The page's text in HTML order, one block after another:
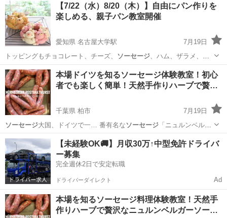
【7/22（水）8/20（木）】自由にパン作りを
楽しめる、親子パン教室開催
愛知県 名古屋大学駅
7月19日
トッピングもチョコレート、チーズ、 ソーセージ、ハム、ザラメ、ナ
ッツなど各種具材を…
愛知 名古屋市 名古屋大学駅 親子
本場ドイツを知るソーセージ体験教室！初心
者でも楽しく簡単！天然手作りハーブで贅…
千葉県 柏市
7月19日
ソーセージ大国、ドイツで一… 番有名なソーセージ「ニュルンベル
ガ… ーソーセージ 」 ６００… ベルクで生まれたソーセージ そん… な
ソーセージの王様を手作りで… 験教室！ソーセージ本場ドイツで４
年...
千葉 柏市 生活知識 ソーセージ
【未経験OK🚚】月収30万↑中型免許ドライバ
ー募集
完全週休2日で安定転職
ドライバーダイレクト Ad
本場を知るソーセージ料理体験教室！天然手
作りハーブで贅沢なニュルンベルガーソー…